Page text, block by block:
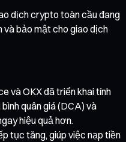
dịch crypto toàn cầu đang
và bảo mật cho giao dịch
và OKX đã triển khai tính
quân giá (DCA) và
hiệu quả hơn.
tục tăng, giúp việc nạp tiền